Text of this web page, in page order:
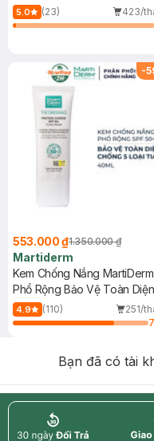
(Mới)
5.0 (23)
423/
-
553.000 ₫1.350.000 ₫
Martiderm
Kem Chống Nắng MartiDerm
Phổ Rộng Bảo Vệ Toàn Diện
40ml
4.9 (110)
251/
Bạn đã có tài